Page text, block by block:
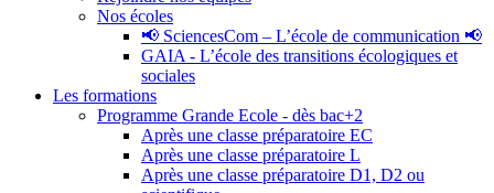
Nos écoles
📢 SciencesCom – L’école de communication 📢
GAIA - L’école des transitions écologiques et
sociales
Les formations
Programme Grande Ecole - dès bac+2
Après une classe préparatoire EC
Après une classe préparatoire L
Après une classe préparatoire D1, D2 ou